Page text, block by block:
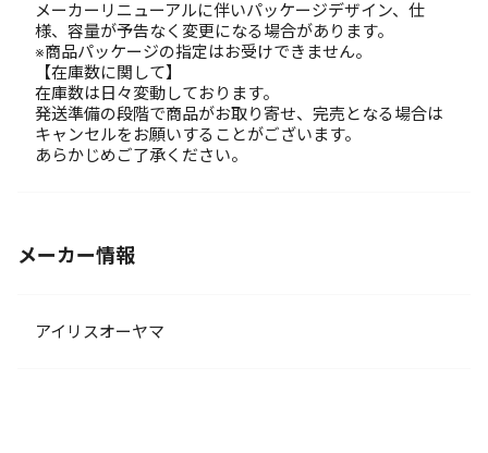
メーカーリニューアルに伴いパッケージデザイン、仕
様、容量が予告なく変更になる場合があります。
※商品パッケージの指定はお受けできません。
【在庫数に関して】
在庫数は日々変動しております。
発送準備の段階で商品がお取り寄せ、完売となる場合は
キャンセルをお願いすることがございます。
あらかじめご了承ください。
メーカー情報
アイリスオーヤマ